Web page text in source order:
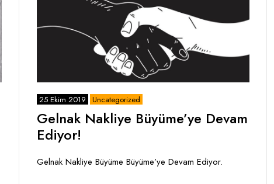
25 Ekim 2019 Uncategorized
Gelnak Nakliye Büyüme’ye Devam
Ediyor!
Gelnak Nakliye Büyüme Büyüme’ye Devam Ediyor.